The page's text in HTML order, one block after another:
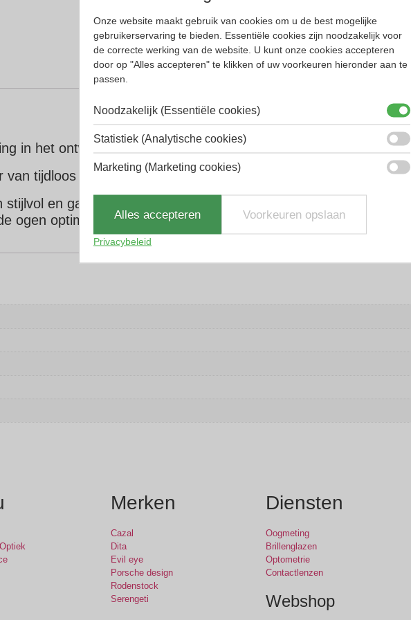
in het ontwikkelen van glazen en monturen.
tijdloos klassiek tot modern design.
stijlvol en gaan volgens de laatste trend. De monturen zijn te
ogen optimaal tegen de zon en hebben een optimale
Merken
Cazal
Dita
Evil eye
Porsche design
Rodenstock
Serengeti
Diensten
Oogmeting
Brillenglazen
Optometrie
Contactlenzen
Webshop
Onze website maakt gebruik van cookies om u de best mogelijke
gebruikerservaring te bieden. Essentiële cookies zijn noodzakelijk voor
de correcte werking van de website. U kunt onze cookies accepteren
door op "Alles accepteren" te klikken of uw voorkeuren hieronder aan te
passen.
Noodzakelijk (Essentiële cookies)
Statistiek (Analytische cookies)
Marketing (Marketing cookies)
Alles accepteren Voorkeuren opslaan
Privacybeleid